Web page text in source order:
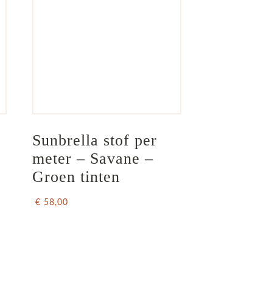
Sunbrella stof per
meter – Savane –
Groen tinten
€ 58,00